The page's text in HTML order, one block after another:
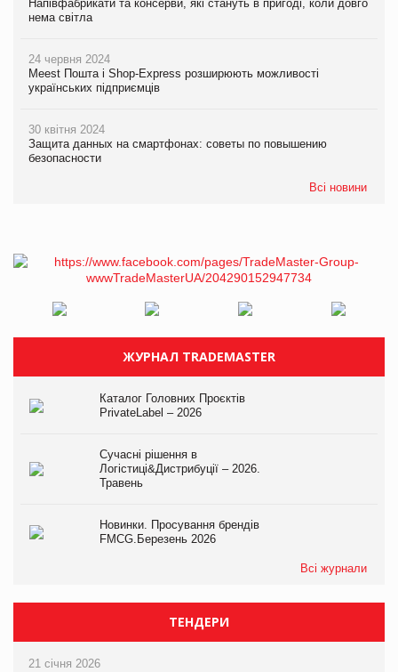
Напівфабрикати та консерви, які стануть в пригоді, коли довго
нема світла
24 червня 2024
Meest Пошта і Shop-Express розширюють можливості
українських підприємців
30 квітня 2024
Защита данных на смартфонах: советы по повышению
безопасности
Всі новини
ЖУРНАЛ TRADEMASTER
Каталог Головних Проєктів
PrivateLabel – 2026
Сучасні рішення в
Логістиці&Дистрибуції – 2026.
Травень
Новинки. Просування брендів
FMCG.Березень 2026
Всі журнали
ТЕНДЕРИ
21 січня 2026